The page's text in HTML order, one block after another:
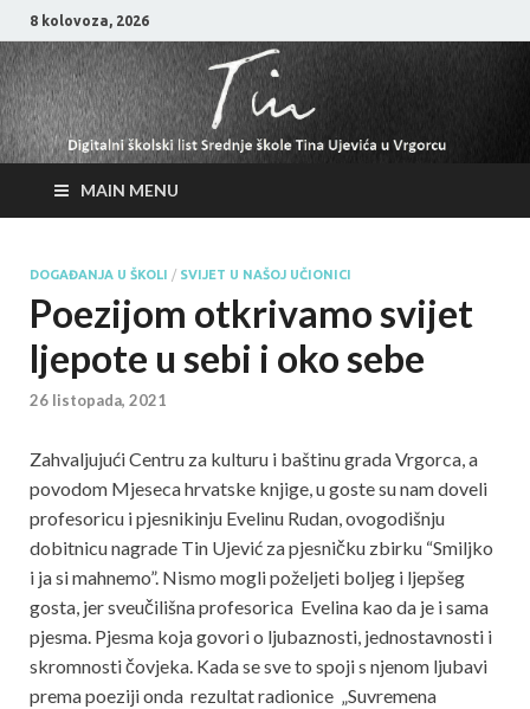
8 kolovoza, 2026
MAIN MENU
DOGAĐANJA U ŠKOLI / SVIJET U NAŠOJ UČIONICI
Poezijom otkrivamo svijet
ljepote u sebi i oko sebe
26 listopada, 2021
Zahvaljujući Centru za kulturu i baštinu grada Vrgorca, a
povodom Mjeseca hrvatske knjige, u goste su nam doveli
profesoricu i pjesnikinju Evelinu Rudan, ovogodišnju
dobitnicu nagrade Tin Ujević za pjesničku zbirku “Smiljko
i ja si mahnemo”. Nismo mogli poželjeti boljeg i ljepšeg
gosta, jer sveučilišna profesorica Evelina kao da je i sama
pjesma. Pjesma koja govori o ljubaznosti, jednostavnosti i
skromnosti čovjeka. Kada se sve to spoji s njenom ljubavi
prema poeziji onda rezultat radionice „Suvremena